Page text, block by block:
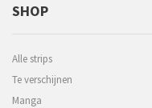
SHOP
Alle strips
Te verschijnen
Manga